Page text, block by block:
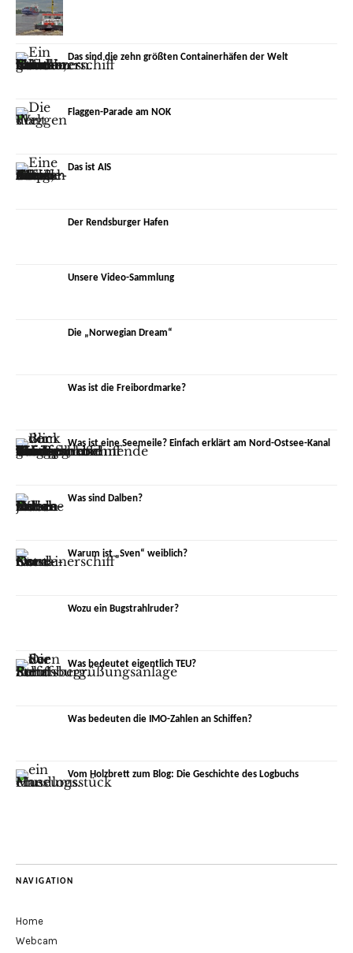
Das sind die zehn größten Containerhäfen der Welt
Flaggen-Parade am NOK
Das ist AIS
Der Rendsburger Hafen
Unsere Video-Sammlung
Die „Norwegian Dream“
Was ist die Freibordmarke?
Was ist eine Seemeile? Einfach erklärt am Nord-Ostsee-Kanal
Was sind Dalben?
Warum ist „Sven“ weiblich?
Wozu ein Bugstrahlruder?
Was bedeutet eigentlich TEU?
Was bedeuten die IMO-Zahlen an Schiffen?
Vom Holzbrett zum Blog: Die Geschichte des Logbuchs
NAVIGATION
Home
Webcam